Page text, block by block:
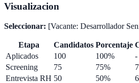
Visualizacion
Seleccionar: [Vacante: Desarrollador
Etapa Candidatos Porcentaje
Aplicados
100 100%
-
Screening
75 75%
Entrevista RH 50 50%